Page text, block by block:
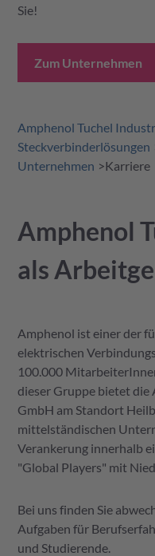
Sie!
Zum Unternehmen
Amphenol Tuchel
Steckverbinderlösungen
Unternehmen
Karriere
Amphenol
als
Amphenol ist einer der
elektrischen
100.000
dieser Gruppe bietet die
GmbH am Standort
mittelständischen
Verankerung innerhalb
"Global Players" mit
Bei uns finden Sie
Aufgaben für
und Studierende.